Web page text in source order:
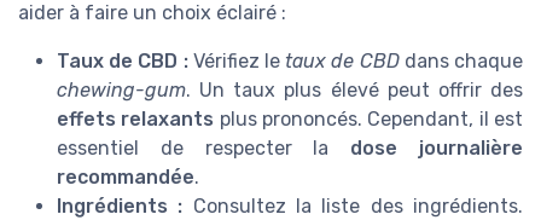
aider à faire un choix éclairé :
Taux de CBD :Vérifiez le taux de CBDdans chaque
chewing-gum. Un taux plus élevé peut offrir des
effets relaxants plus prononcés. Cependant, il est
essentiel de respecter la dose journalière
recommandée.
Ingrédients : Consultez la liste des ingrédients.